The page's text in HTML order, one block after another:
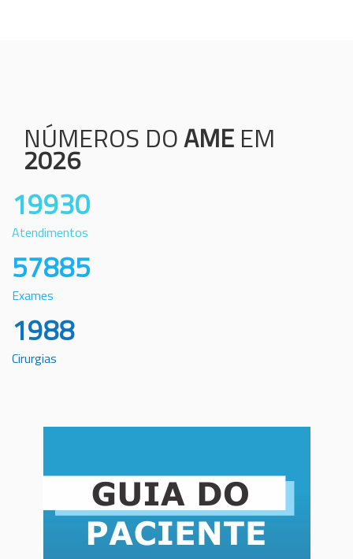
NÚMEROS DOAME EM
2026
19930
Atendimentos
57885
Exames
1988
Cirurgias